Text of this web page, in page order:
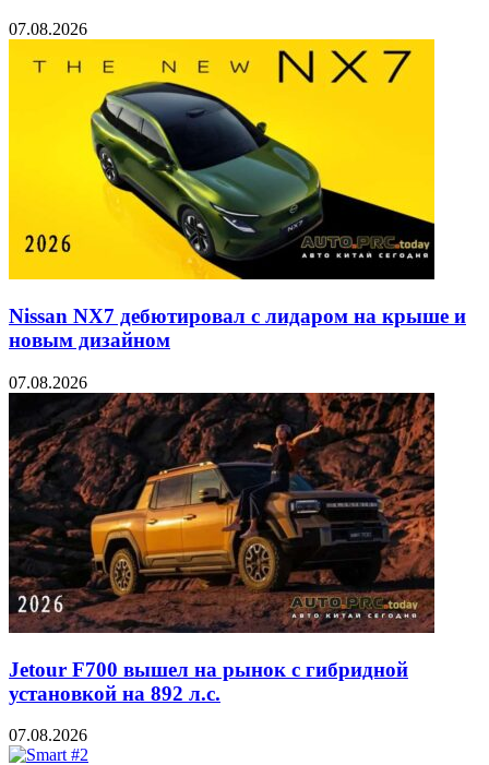
07.08.2026
Nissan NX7 дебютировал с лидаром на крыше и
новым дизайном
07.08.2026
Jetour F700 вышел на рынок с гибридной
установкой на 892 л.с.
07.08.2026